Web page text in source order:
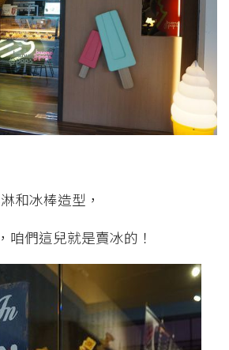
和冰棒造型，
咱們這兒就是賣冰的！